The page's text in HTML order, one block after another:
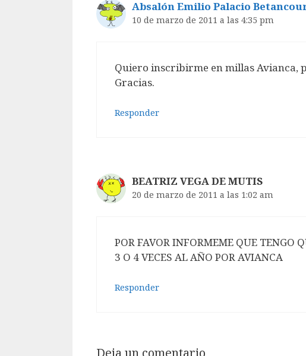
Absalón Emilio Palacio
10 de marzo de 2011 a las 4:35 pm
Quiero inscribirme en millas Avianca,
Gracias.
Responder
BEATRIZ VEGA DE MUTIS
20 de marzo de 2011 a las 1:02 am
POR FAVOR INFORMEME QUE TENGO
3 O 4 VECES AL AÑO POR AVIANCA
Responder
Deja un comentario